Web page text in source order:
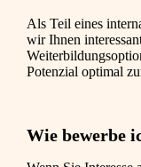
Als Teil eines
wir Ihnen
Potenzial optimal
Wie bewerbe